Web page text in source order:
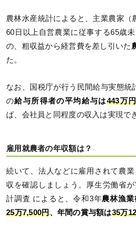
農林水産統計によると、主業農家（
60日以上自営農業に従事する65歳
の、粗収益から経営費を差し引いた
た。
なお、国税庁が行う民間給与実態統
の給与所得者の平均給与は443万
ば、会社員と同程度の収入は実現で
雇用就農者の年収額は？
続いて、法人などに雇用されて農
収を確認しましょう。厚生労働省
計調査 によると、令和3年農林漁
25万7,500円、年間の賞与額は35万